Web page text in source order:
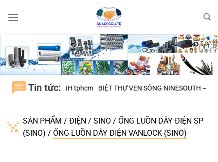
qua
Tin tức:
H.BÌNH CHÁNH tphcm BIỆT THỰ VEN SÔNG NINESOUTH – H.NHÀ
SẢN PHẨM / ĐIỆN / SINO / ỐNG LUỒN DÂY ĐIỆN SP
(SINO) / ỐNG LUỒN DÂY ĐIỆN VANLOCK (SINO)